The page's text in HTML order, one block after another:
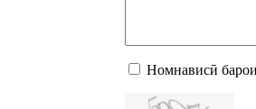
Номнависӣ